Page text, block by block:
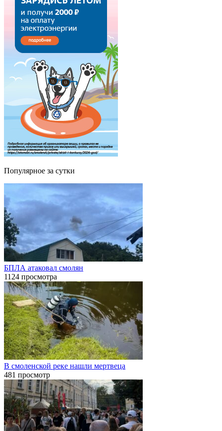
Популярное за сутки
БПЛА атаковал смолян
1124 просмотра
В смоленской реке нашли мертвеца
481 просмотр